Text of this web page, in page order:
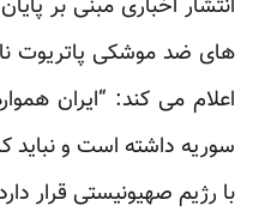
انتشار اخباری مبنی بر
های ضد موشکی پاتریوت
اعلام می کند: “ایران
سوریه داشته است و نباید
با رژیم صهیونیستی قرار